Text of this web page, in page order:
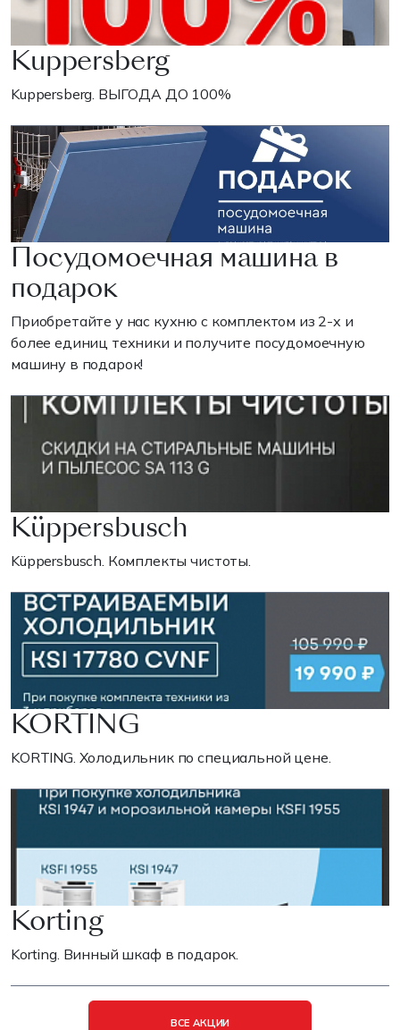
Kuppersberg
Kuppersberg. ВЫГОДА ДО 100%
Посудомоечная машина в
подарок
Приобретайте у нас кухню с комплектом из 2-х и
более единиц техники и получите посудомоечную
машину в подарок!
Küppersbusch
Küppersbusch. Комплекты чистоты.
KORTING
KORTING. Холодильник по специальной цене.
Korting
Korting. Винный шкаф в подарок.
ВСЕ АКЦИИ